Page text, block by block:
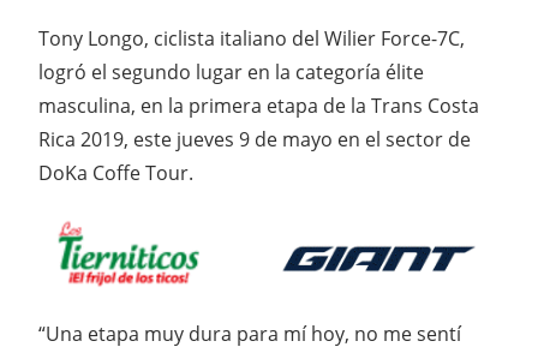
Tony Longo, ciclista italiano del Wilier Force-7C,
logró el segundo lugar en la categoría élite
masculina, en la primera etapa de la Trans Costa
Rica 2019, este jueves 9 de mayo en el sector de
DoKa Coffe Tour.
“Una etapa muy dura para mí hoy, no me sentí